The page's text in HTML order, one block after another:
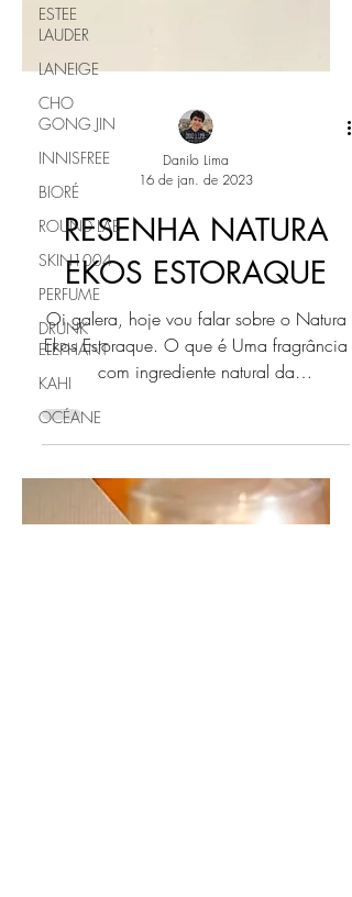
ESTEE
LAUDER
LANEIGE
CHO
GONG JIN
INNISFREE
BIORÉ
ROUND LAB
SKIN1004
PERFUME
DRUNK
ELEPHANT
KAHI
OCÉANE
Danilo Lima
16 de jan. de 2023
RESENHA NATURA
EKOS ESTORAQUE
Oi galera, hoje vou falar sobre o Natura
Ekos Estoraque. O que é Uma fragrância
com ingrediente natural da
biodiversidade amazônica...